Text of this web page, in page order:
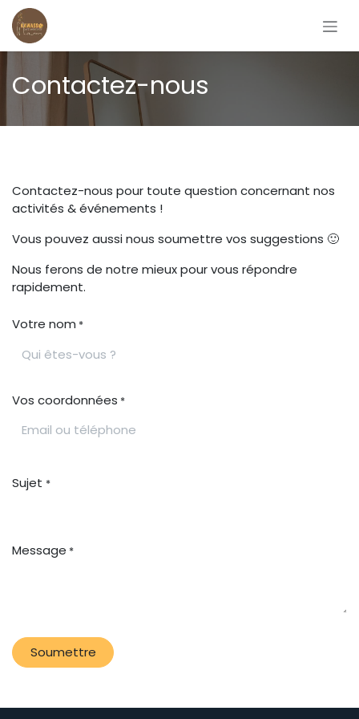
Se rendre au contenu
Contactez-nous
Contactez-nous pour toute question concernant nos
activités & événements !
Vous pouvez aussi nous soumettre vos suggestions 🙂
Nous ferons de notre mieux pour vous répondre
rapidement.
Votre nom *
Vos coordonnées *
Sujet *
Message *
Soumettre